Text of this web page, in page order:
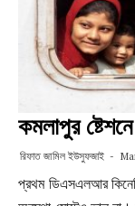
কমলাপুর
রিফাত জামিল ইউসুফজাই
প্রথম ডিএসএলআর